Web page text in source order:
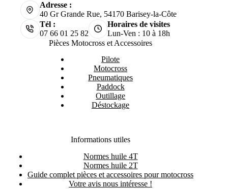
Adresse :
40 Gr Grande Rue, 54170 Barisey-la-Côte
Tél :
07 66 01 25 82
Horaires de visites
Lun-Ven : 10 à 18h
Pièces Motocross et Accessoires
Pilote
Motocross
Pneumatiques
Paddock
Outillage
Déstockage
Informations utiles
Normes huile 4T
Normes huile 2T
Guide complet pièces et accessoires pour motocross
Votre avis nous intéresse !